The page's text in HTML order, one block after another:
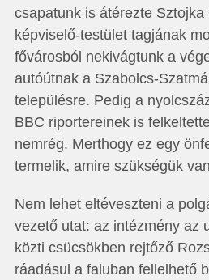
csapatunk is átérezte Sztojka
képviselő-testület tagjának
fővárosból nekivágtunk a
autóútnak a Szabolcs-
településre. Pedig a
BBC riportereinek is
nemrég. Merthogy ez egy
termelik, amire szükségük
Nem lehet eltéveszteni a
vezető utat: az intézmény az
közti csücsökben rejtőző
ráadásul a faluban fellelhető